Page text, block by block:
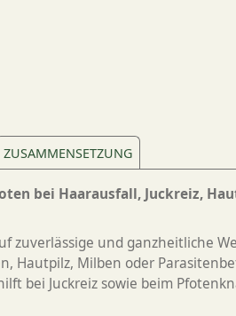
ZUSAMMENSETZUNG
bei Haarausfall, Juckreiz,
zuverlässige und ganzheitliche
Hautpilz, Milben oder
bei Juckreiz sowie beim